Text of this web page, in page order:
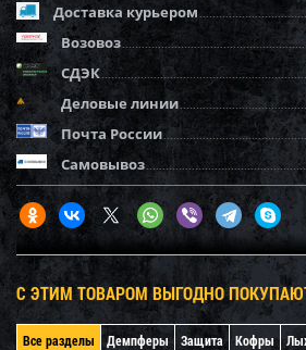
Доставка курьером
Возовоз
СДЭК
Деловые линии
Почта России
Самовывоз
С ЭТИМ ТОВАРОМ ВЫГОДНО
Все разделы Демпферы Защита Кофры